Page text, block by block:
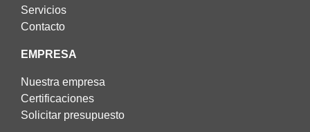
Servicios
Contacto
EMPRESA
Nuestra empresa
Certificaciones
Solicitar presupuesto